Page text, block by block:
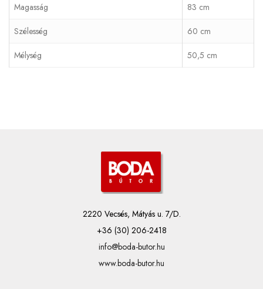
Magasság 83 cm
Szélesség 60 cm
Mélység 50,5 cm
2220 Vecsés, Mátyás u. 7/D.
+36 (30) 206-2418
info@boda-butor.hu
www.boda-butor.hu